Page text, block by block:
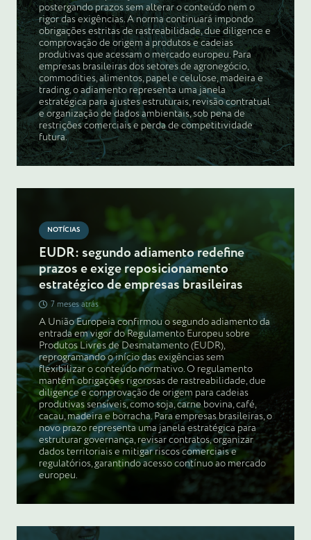
postergando prazos sem alterar o conteúdo nem o
rigor das exigências. A norma continuará impondo
obrigações estritas de rastreabilidade, due diligence e
comprovação de origem a produtos e cadeias
produtivas que acessam o mercado europeu. Para
empresas brasileiras dos setores de agronegócio,
commodities, alimentos, papel e celulose, madeira e
trading, o adiamento representa uma janela
estratégica para ajustes estruturais, revisão contratual
e organização de dados ambientais, sob pena de
restrições comerciais e perda de competitividade
futura.
NOTÍCIAS
EUDR: segundo adiamento redefine
prazos e exige reposicionamento
estratégico de empresas brasileiras
7 meses atrás
A União Europeia confirmou o segundo adiamento da
entrada em vigor do Regulamento Europeu sobre
Produtos Livres de Desmatamento (EUDR),
reprogramando o início das exigências sem
flexibilizar o conteúdo normativo. O regulamento
mantém obrigações rigorosas de rastreabilidade, due
diligence e comprovação de origem para cadeias
produtivas sensíveis, como soja, carne bovina, café,
cacau, madeira e borracha. Para empresas brasileiras, o
novo prazo representa uma janela estratégica para
estruturar governança, revisar contratos, organizar
dados territoriais e mitigar riscos comerciais e
regulatórios, garantindo acesso contínuo ao mercado
europeu.